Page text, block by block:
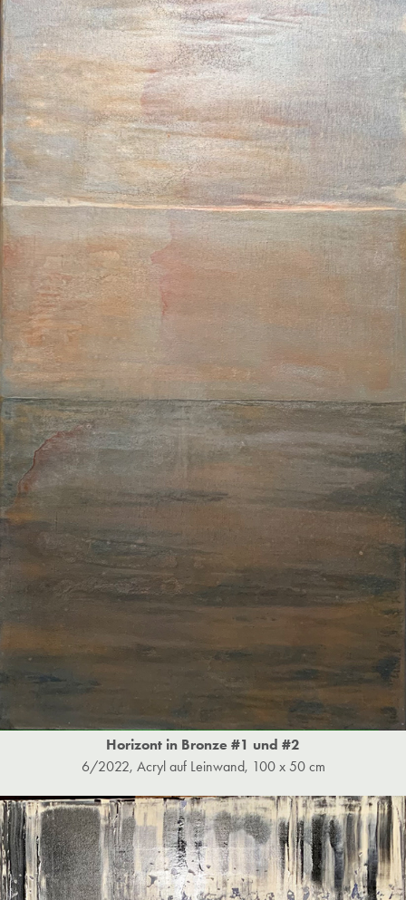
Horizont in Bronze #1 und #2
6/2022, Acryl auf Leinwand, 100 x 50 cm